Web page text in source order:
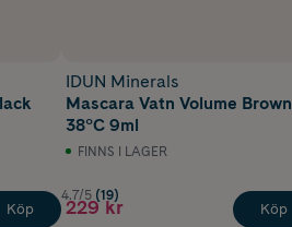
Köp
IDUN Minerals
Mascara Vatn Volume Brown
38°C 9ml
FINNS I LAGER
4.7/5 (19)
229 kr Köp